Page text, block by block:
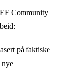
Community
på faktiske
nye